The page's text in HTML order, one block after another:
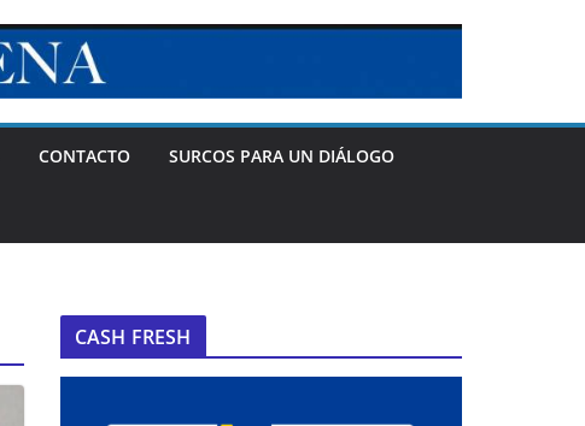
CONTACTO SURCOS PARA UN DIÁLOGO
CASH FRESH